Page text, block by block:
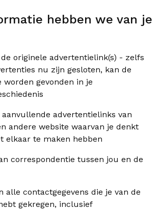
hebben we van je
de originele advertentielink(s) - zelfs
nu zijn gesloten, kan de
worden gevonden in je
aanvullende advertentielinks van
andere website waarvan je denkt
elkaar te maken hebben
correspondentie tussen jou en de
alle contactgegevens die je van de
gekregen, inclusief